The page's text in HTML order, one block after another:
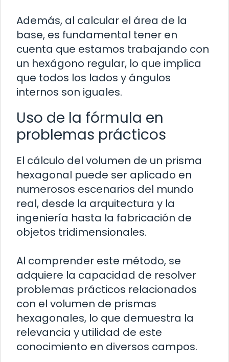
Además, al calcular el área de la
base, es fundamental tener en
cuenta que estamos trabajando con
un hexágono regular, lo que implica
que todos los lados y ángulos
internos son iguales.
Uso de la fórmula en
problemas prácticos
El cálculo del volumen de un prisma
hexagonal puede ser aplicado en
numerosos escenarios del mundo
real, desde la arquitectura y la
ingeniería hasta la fabricación de
objetos tridimensionales.
Al comprender este método, se
adquiere la capacidad de resolver
problemas prácticos relacionados
con el volumen de prismas
hexagonales, lo que demuestra la
relevancia y utilidad de este
conocimiento en diversos campos.